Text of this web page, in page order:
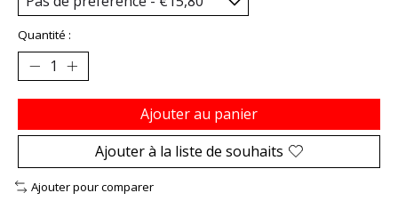
Quantité :
Ajouter au panier
Ajouter à la liste de souhaits
Ajouter pour comparer